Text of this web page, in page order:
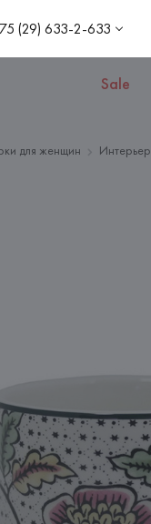
(29) 633-2-633
Sale
для женщин Интерьер